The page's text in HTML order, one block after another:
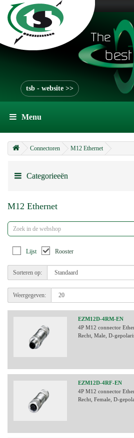
tsb - website >>
Menu
Connectoren M12 Ethernet
Categorieeën
M12 Ethernet
Lijst Rooster
Sorteren op:
Weergegeven:
EZM12D-4RM-EN
4P M12 connector
Recht, Male, D-
EZM12D-4RF-EN
4P M12 connector
Recht, Female, D-